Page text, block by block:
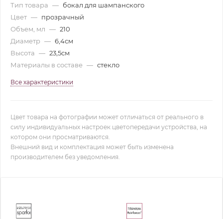
Тип товара — бокал для шампанского
Цвет — прозрачный
Объем, мл — 210
Диаметр — 6,4см
Высота — 23,5см
Материалы в составе — стекло
Все характеристики
Цвет товара на фотографии может отличаться от реального в
силу индивидуальных настроек цветопередачи устройства, на
котором они просматриваются.
Внешний вид и комплектация может быть изменена
производителем без уведомления.